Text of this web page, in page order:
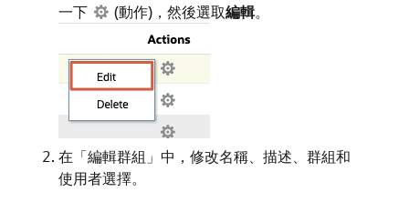
一下
(動作)，然後選取編輯。
在「編輯群組」中，修改名稱、描述、群組和
使用者選擇。